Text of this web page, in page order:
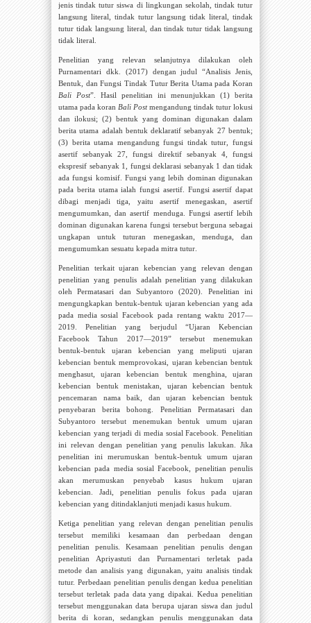
jenis tindak tutur siswa di lingkungan sekolah, tindak tutur
langsung literal, tindak tutur langsung tidak literal, tindak
tutur tidak langsung literal, dan tindak tutur tidak langsung
tidak literal.
Penelitian yang relevan selanjutnya dilakukan oleh
Purnamentari dkk. (2017) dengan judul “Analisis Jenis,
Bentuk, dan Fungsi Tindak Tutur Berita Utama pada Koran
Bali Post”. Hasil penelitian ini menunjukkan (1) berita
utama pada koran Bali Postmengandung tindak tutur lokusi
dan ilokusi; (2) bentuk yang dominan digunakan dalam
berita utama adalah bentuk deklaratif sebanyak 27 bentuk;
(3) berita utama mengandung fungsi tindak tutur, fungsi
asertif sebanyak 27, fungsi direktif sebanyak 4, fungsi
ekspresif sebanyak 1, fungsi deklarasi sebanyak 1 dan tidak
ada fungsi komisif. Fungsiyang lebih dominan digunakan
pada berita utama ialah fungsi asertif. Fungsi asertif dapat
dibagi menjadi tiga, yaitu asertif menegaskan, asertif
mengumumkan, dan asertif menduga. Fungsi asertif lebih
dominan digunakan karena fungsi tersebut berguna sebagai
ungkapan untuk tuturan menegaskan, menduga, dan
mengumumkan sesuatu kepada mitra tutur
Penelitian terkait ujaran kebencian yang relevan dengan
penelitian yang penulis adalah penelitian yang dilakukan
oleh Permatasari dan Subyantoro (2020). Penelitian ini
mengungkapkan bentuk-bentuk ujaran kebencian yang ada
pada media sosial Facebook pada rentang waktu 2017—
2019. Penelitian yang berjudul “Ujaran Kebencian
Facebook Tahun 2017—2019” tersebut menemukan
bentuk-bentuk ujaran kebencian yang meliputi ujaran
kebencian bentuk memprovokasi, ujaran kebencian bentuk
menghasut, ujaran kebencian bentuk menghina, ujaran
kebencian bentuk menistakan, ujaran kebencian bentuk
pencemaran nama baik, dan ujaran kebencian bentuk
penyebaran berita bohong. Penelitian Permatasari dan
Subyantoro tersebut menemukan bentuk umum ujaran
kebencian yang terjadi di media sosial Facebook. Penelitian
ini relevan dengan penelitian yang penulis lakukan. Jika
penelitian ini merumuskan bentuk-bentuk umum ujaran
kebencian pada media sosial Facebook, penelitian penulis
akan merumuskan penyebab kasus hukum ujaran
kebencian. Jadi, penelitian penulis fokus pada ujaran
kebencian yang ditindaklanjuti menjadi kasus hukum.
Ketiga penelitian yang relevan dengan penelitian penulis
tersebut memiliki kesamaan dan perbedaan dengan
penelitian penulis. Kesamaan penelitian penulis dengan
penelitian Apriyastuti dan Purnamentari terletak pada
metode dan analisis yang digunakan, yaitu analisis tindak
tutur. Perbedaan penelitian penulis dengan kedua penelitian
tersebut terletak pada data yang dipakai. Kedua penelitian
tersebut menggunakan data berupa ujaran siswa dan judul
berita di koran, sedangkan penulis menggunakan data